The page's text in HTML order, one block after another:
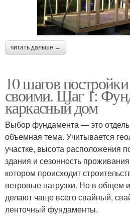
читать дальше →
10 шагов
своими. Шаг 1:
каркасный дом
Выбор фундамента — это
объемная тема. Учитывается
участке, высота расположения
здания и сезонность
котором происходит
ветровые нагрузки. Но в общем
делают чаще всего свайный,
ленточный фундаменты.